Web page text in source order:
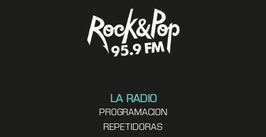
LA RADIO
PROGRAMACION
REPETIDORAS